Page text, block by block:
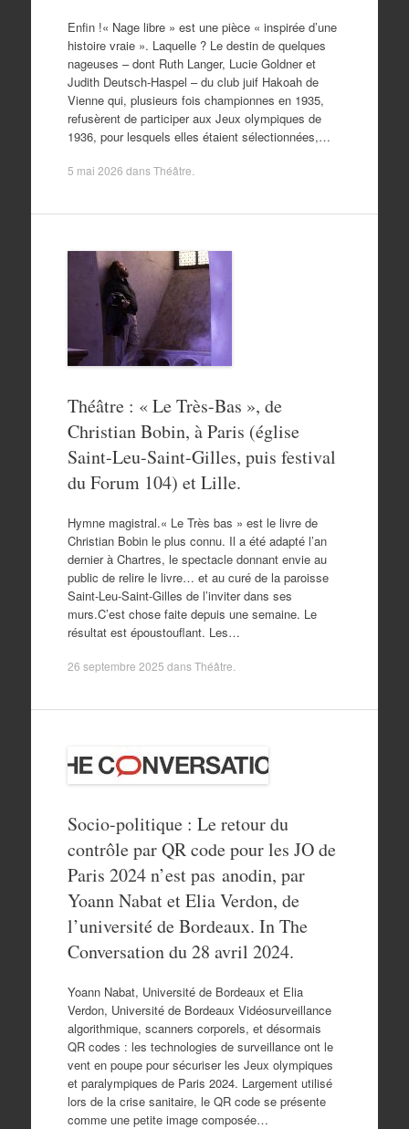
Enfin !« Nage libre » est une pièce « inspirée d’une
histoire vraie ». Laquelle ? Le destin de quelques
nageuses – dont Ruth Langer, Lucie Goldner et
Judith Deutsch-Haspel – du club juif Hakoah de
Vienne qui, plusieurs fois championnes en 1935,
refusèrent de participer aux Jeux olympiques de
1936, pour lesquels elles étaient sélectionnées,…
5 mai 2026 dansThéâtre
Théâtre : « Le Très-Bas », de
Christian Bobin, à Paris (église
Saint-Leu-Saint-Gilles, puis festival
du Forum 104) et Lille.
Hymne magistral.« Le Très bas » est le livre de
Christian Bobin le plus connu. Il a été adapté l’an
dernier à Chartres, le spectacle donnant envie au
public de relire le livre… et au curé de la paroisse
Saint-Leu-Saint-Gilles de l’inviter dans ses
murs.C’est chose faite depuis une semaine. Le
résultat est époustouflant. Les…
26 septembre 2025 dansThéâtre
Socio-politique : Le retour du
contrôle par QR code pour les JO de
Paris 2024 n’est pas anodin, par
Yoann Nabat et Elia Verdon, de
l’université de Bordeaux. In The
Conversation du 28 avril 2024.
Yoann Nabat, Université de Bordeaux et Elia
Verdon, Université de Bordeaux Vidéosurveillance
algorithmique, scanners corporels, et désormais
QR codes : les technologies de surveillance ont le
vent en poupe pour sécuriser les Jeux olympiques
et paralympiques de Paris 2024. Largement utilisé
lors de la crise sanitaire, le QR code se présente
comme une petite image composée…